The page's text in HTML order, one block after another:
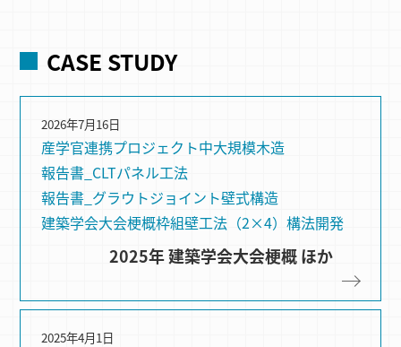
CASE STUDY
産学官連携プロジェクト中大規模木造
報告書_CLTパネル工法
報告書_グラウトジョイント壁式構造
建築学会大会梗概枠組壁⼯法（2×4） 構法開発
2026年7月16日
2025年 建築学会大会梗概 ほか
2025年4月1日